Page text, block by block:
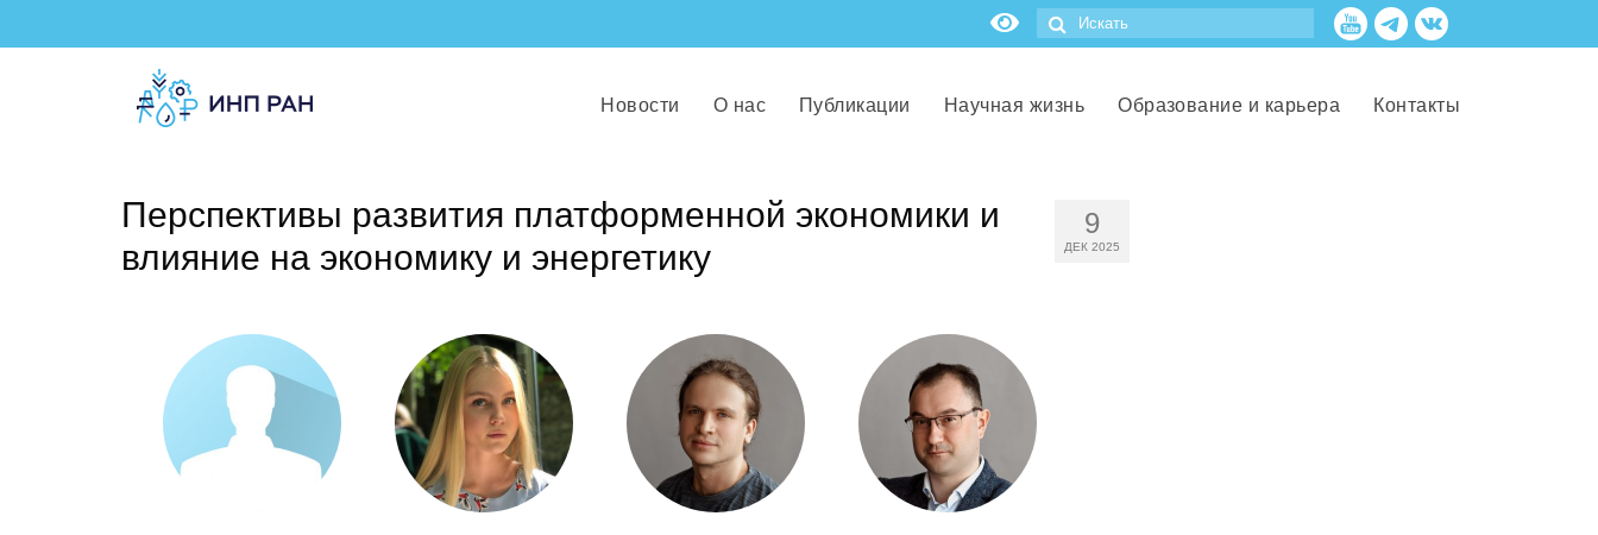
Новости О нас Публикации Научная жизнь Образование и карьера Контакты
9
ДЕК 2025
Перспективы развития платформенной экономики и
влияние на экономику и энергетику